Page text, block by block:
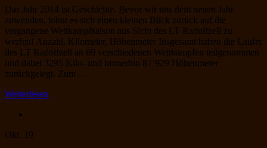
Das Jahr 2014 ist Geschichte. Bevor wir uns dem neuen Jahr
zuwenden, lohnt es sich einen kleinen Blick zurück auf die
vergangene Wettkampfsaison aus Sicht des LT Radolfzell zu
werfen! Anzahl, Kilometer, Höhenmeter Insgesamt haben die Läufer
des LT Radolfzell an 69 verschiedenen Wettkämpfen teilgenommen
und dabei 3295 Kilo- und immerhin 87’929 Höhenmeter
zurückgelegt. Zum …
Weiterlesen
Okt. 19